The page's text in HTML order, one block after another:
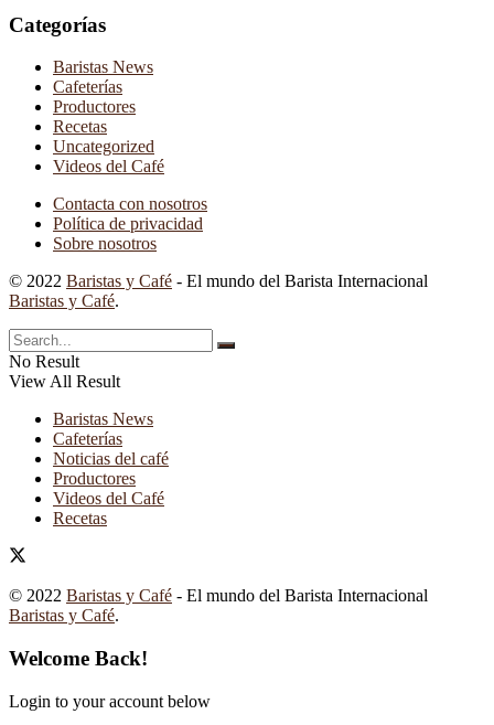
Categorías
Baristas News
Cafeterías
Productores
Recetas
Uncategorized
Videos del Café
Contacta con nosotros
Política de privacidad
Sobre nosotros
© 2022 Baristas y Café - El mundo del Barista Internacional
Baristas y Café.
No Result
View All Result
Baristas News
Cafeterías
Noticias del café
Productores
Videos del Café
Recetas
© 2022 Baristas y Café - El mundo del Barista Internacional
Baristas y Café.
Welcome Back!
Login to your account below